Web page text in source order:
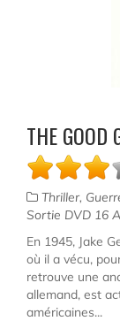
THE GOOD
Thriller,
Sortie DVD 16
En 1945, Jake
où il a vécu,
retrouve une
allemand, est
américaines...